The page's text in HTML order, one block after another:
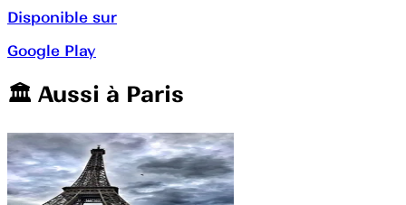
Disponible sur
Google Play
🏛️️ Aussi à Paris